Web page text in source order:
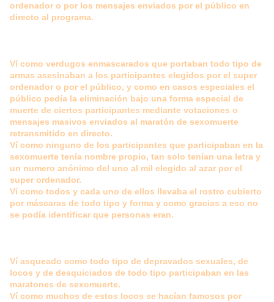
ordenador o por los mensajes enviados por el público en
directo al programa.
Ví como verdugos enmascarados que portaban todo tipo de
armas asesinaban a los participantes elegidos por el super
ordenador o por el público, y como en casos especiales el
público pedía la eliminación bajo una forma especial de
muerte de ciertos participantes mediante votaciones o
mensajes masivos enviados al maratón de sexomuerte
retransmitido en directo.
Ví como ninguno de los participantes que participaban en la
sexomuerte tenía nombre propio, tan solo tenían una letra y
un numero anónimo del uno al mil elegido al azar por el
super ordenador.
Ví como todos y cada uno de ellos llevaba el rostro cubierto
por máscaras de todo tipo y forma y como gracias a eso no
se podía identificar que personas eran.
Ví asqueado como todo tipo de depravados sexuales, de
locos y de desquiciados de todo tipo participaban en las
maratones de sexomuerte.
Ví como muchos de estos locos se hacían famosos por